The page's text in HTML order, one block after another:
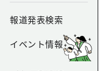
報道発表検索
イベント情報